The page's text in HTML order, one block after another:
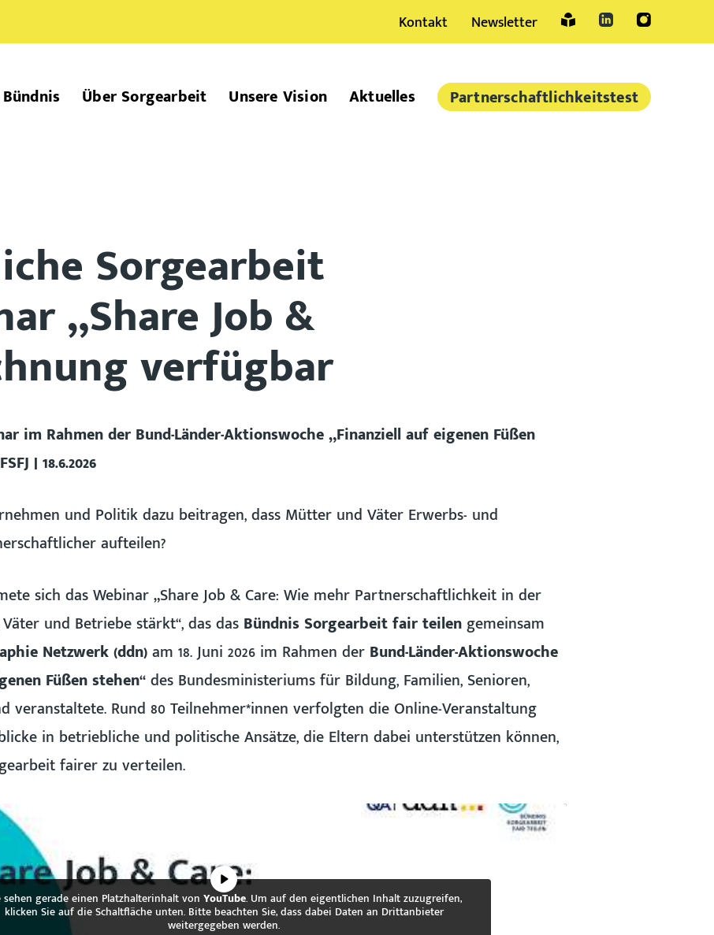
Kontakt
Newsletter
Sprache
Über Sorgearbeit Unsere Vision Aktuelles Partner­schaftlich­keitstest
Sorgearbeit
„Share Job &
verfügbar
im Rahmen der Bund-Länder-Aktionswoche „Finanziell auf eigenen Füßen
| 18.6.2026
und Politik dazu beitragen, dass Mütter und Väter Erwerbs- und
aufteilen?
sich das Webinar „Share Job & Care: Wie mehr Partnerschaftlichkeit in der
und Betriebe stärkt“, das das Bündnis Sorgearbeit fair teilengemeinsam
Netzwerk (ddn)am 18. Juni 2026 im Rahmen der Bund-Länder-Aktionswoche
Füßen stehen“des Bundesministeriums für Bildung, Familien, Senioren,
veranstaltete. Rund 80 Teilnehmer*innen verfolgten die Online-Veranstaltung
in betriebliche und politische Ansätze, die Eltern dabei unterstützen können,
fairer zu verteilen.
sehen gerade einen Platzhalterinhalt von YouTube. Um auf den eigentlichen Inhalt zuzugreifen,
klicken Sie auf die Schaltfläche unten. Bitte beachten Sie, dass dabei Daten an Drittanbieter
weitergegeben werden.